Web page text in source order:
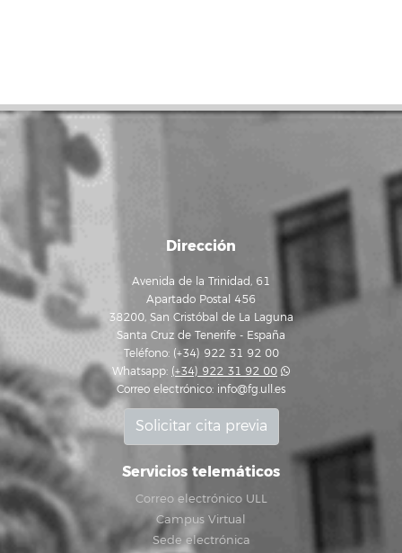
Dirección
Avenida de la Trinidad, 61
Apartado Postal 456
38200, San Cristóbal de La Laguna
Santa Cruz de Tenerife - España
Teléfono: (+34) 922 31 92 00
Whatsapp: (+34) 922 31 92 00
Correo electrónico: info@fg.ull.es
Solicitar cita previa
Servicios telemáticos
Correo electrónico ULL
Campus Virtual
Sede electrónica